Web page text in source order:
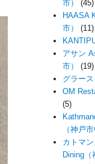
市）
(45)
HAASA
市）
(11)
アサン
市）
(19)
グラース
OM
(5)
（神戸
カトマ
Dining（